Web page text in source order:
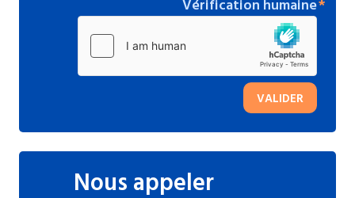
Vérification humaine
VALIDER
Nous appeler